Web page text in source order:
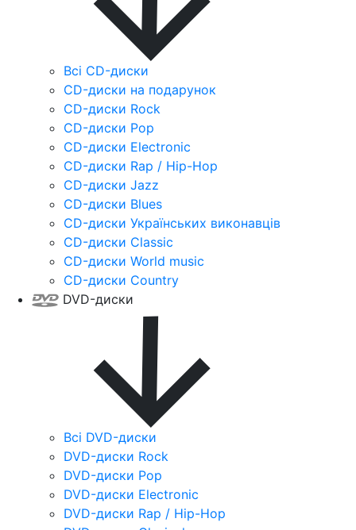
Всі CD-диски
CD-диски на подарунок
CD-диски Rock
CD-диски Pop
CD-диски Electronic
CD-диски Rap / Hip-Hop
CD-диски Jazz
CD-диски Blues
CD-диски Українських виконавців
CD-диски Classic
CD-диски World music
CD-диски Country
DVD-диски
Всі DVD-диски
DVD-диски Rock
DVD-диски Pop
DVD-диски Electronic
DVD-диски Rap / Hip-Hop